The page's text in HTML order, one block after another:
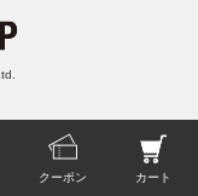
クーポン カート